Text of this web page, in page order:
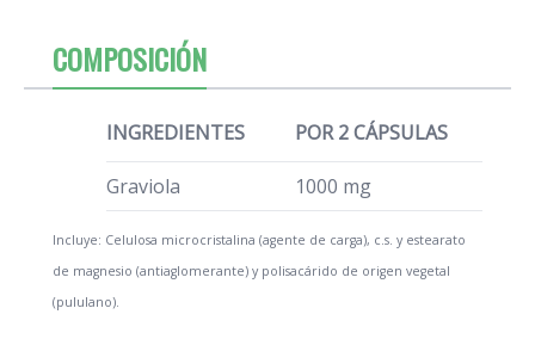
COMPOSICIÓN
INGREDIENTES POR 2 CÁPSULAS
Graviola 1000 mg
Incluye: Celulosa microcristalina (agente de carga), c.s. y estearato
de magnesio (antiaglomerante) y polisacárido de origen vegetal
(pululano).